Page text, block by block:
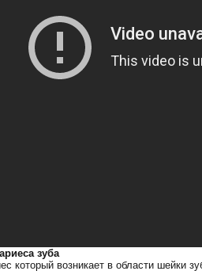
зуба
который возникает в области шейки